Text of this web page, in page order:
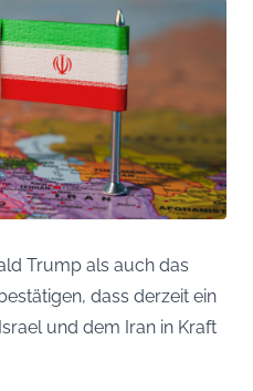
Trump als auch das
dass derzeit ein
und dem Iran in Kraft